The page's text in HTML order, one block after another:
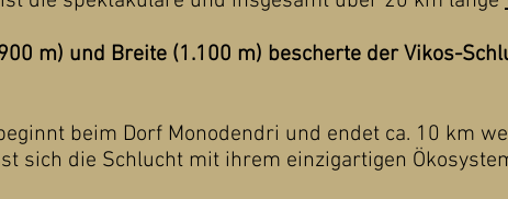
m) und Breite (1.100 m) bescherte der Vikos-
beim Dorf Monodendri und endet ca. 10 km
sich die Schlucht mit ihrem einzigartigen